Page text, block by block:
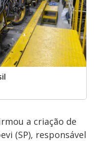
a criação de
(SP), responsável